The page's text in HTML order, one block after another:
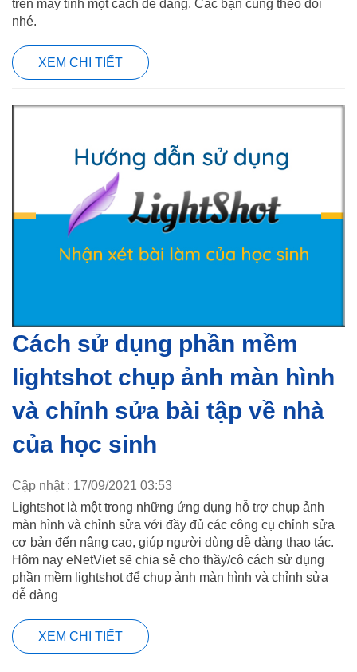
trên máy tính một cách dễ dàng. Các bạn cùng theo dõi
nhé.
XEM CHI TIẾT
Cách sử dụng phần mềm
lightshot chụp ảnh màn hình
và chỉnh sửa bài tập về nhà
của học sinh
Cập nhật : 17/09/2021 03:53
Lightshot là một trong những ứng dụng hỗ trợ chụp ảnh
màn hình và chỉnh sửa với đầy đủ các công cụ chỉnh sửa
cơ bản đến nâng cao, giúp người dùng dễ dàng thao tác.
Hôm nay eNetViet sẽ chia sẻ cho thầy/cô cách sử dụng
phần mềm lightshot để chụp ảnh màn hình và chỉnh sửa
dễ dàng
XEM CHI TIẾT